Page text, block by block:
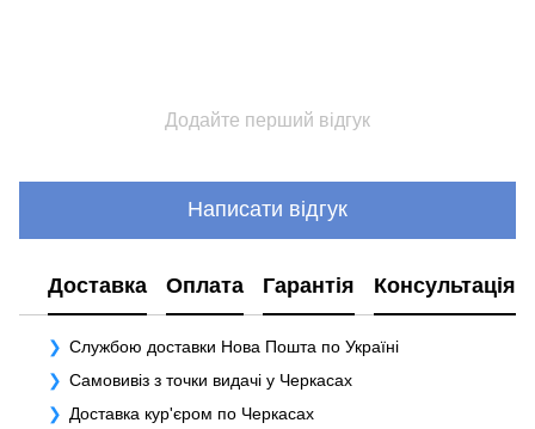
Додайте перший відгук
Написати відгук
Доставка Оплата Гарантія Консультація
Службою доставки Нова Пошта по Україні
Самовивіз з точки видачі у Черкасах
Доставка кур'єром по Черкасах